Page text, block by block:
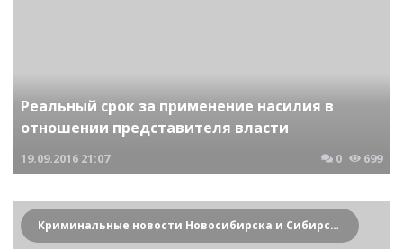
Реальный срок за применение насилия в
отношении представителя власти
19.09.2016 21:07 0 699
Криминальные новости Новосибирска и Сибирского региона